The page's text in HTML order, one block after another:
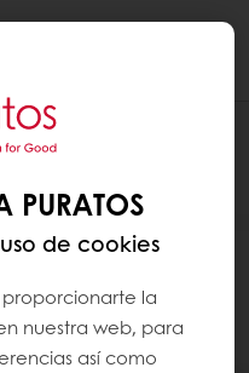
PURATOS
de cookies
proporcionarte la
nuestra web, para
así como